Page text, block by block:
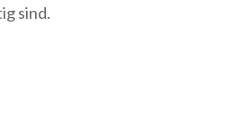
sind.